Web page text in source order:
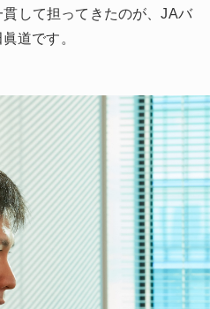
して担ってきたのが、JAバ
道です。